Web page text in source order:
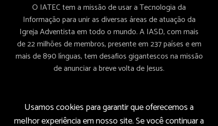
O IATEC tem a missão de usar a Tecnologia da
Informação para unir as diversas áreas de atuação da
Igreja Adventista em todo o mundo. A IASD, com mais
de 22 milhões de membros, presente em 237 países e em
mais de 890 línguas, tem desafios gigantescos na missão
de anunciar a breve volta de Jesus.
Usamos cookies para garantir que oferecemos a
melhor experiência em nosso site. Se você continuar a